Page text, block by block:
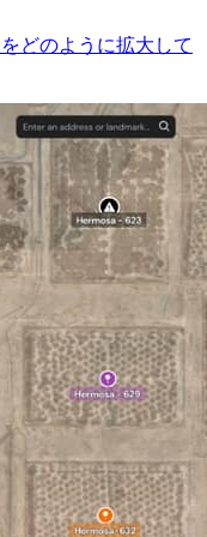
どのように拡大して